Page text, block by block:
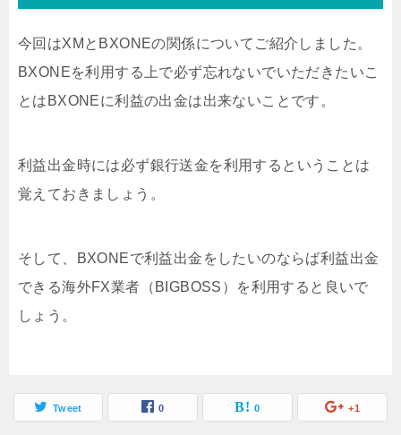
今回はXMとBXONEの関係についてご紹介しました。
BXONEを利用する上で必ず忘れないでいただきたいこ
とはBXONEに利益の出金は出来ないことです。
利益出金時には必ず銀行送金を利用するということは
覚えておきましょう。
そして、BXONEで利益出金をしたいのならば利益出金
できる海外FX業者（BIGBOSS）を利用すると良いで
しょう。
Tweet 0 0 +1